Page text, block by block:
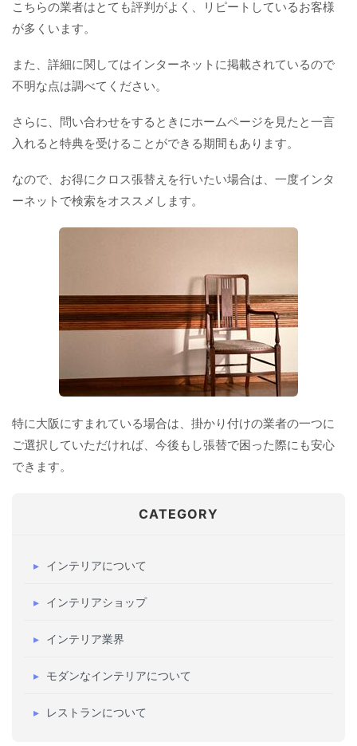
こちらの業者はとても評判がよく、リピートしているお客様
が多くいます。
また、詳細に関してはインターネットに掲載されているので
不明な点は調べてください。
さらに、問い合わせをするときにホームページを見たと一言
入れると特典を受けることができる期間もあります。
なので、お得にクロス張替えを行いたい場合は、一度インタ
ーネットで検索をオススメします。
特に大阪にすまれている場合は、掛かり付けの業者の一つに
ご選択していただければ、今後もし張替で困った際にも安心
できます。
CATEGORY
インテリアについて
インテリアショップ
インテリア業界
モダンなインテリアについて
レストランについて